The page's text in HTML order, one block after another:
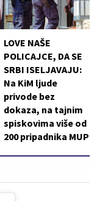
LOVE NAŠE
POLICAJCE, DA SE
SRBI ISELJAVAJU:
Na KiM ljude
privode bez
dokaza, na tajnim
spiskovima više od
200 pripadnika MUP